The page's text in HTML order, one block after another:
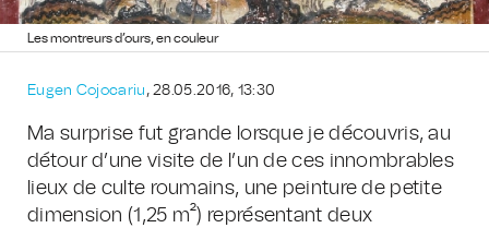
Les montreurs d’ours, en couleur
Eugen Cojocariu , 28.05.2016, 13:30
Ma surprise fut grande lorsque je découvris, au
détour d’une visite de l’un de ces innombrables
lieux de culte roumains, une peinture de petite
dimension (1,25 m²) représentant deux